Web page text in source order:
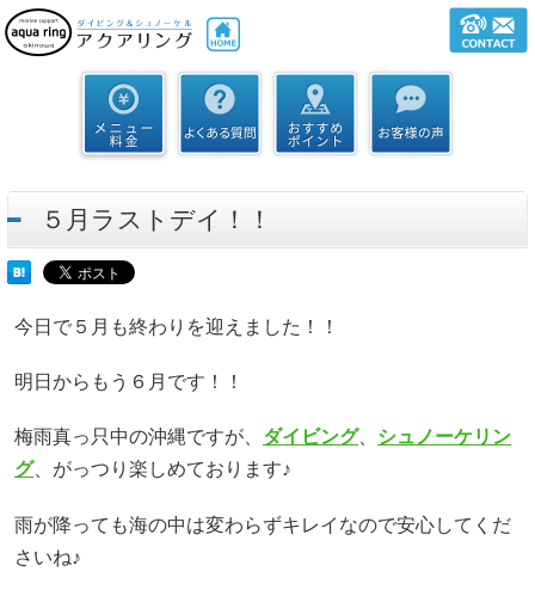
５月ラストデイ！！
今日で５月も終わりを迎えました！！
明日からもう６月です！！
梅雨真っ只中の沖縄ですが、 ダイビング、 シュノーケリン
グ、がっつり楽しめております♪
雨が降っても海の中は変わらずキレイなので安心してくだ
さいね♪